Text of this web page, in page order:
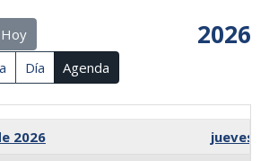
Hoy 2026
Día Agenda
2026
jueves